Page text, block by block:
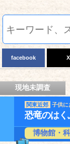
facebook X
現地未調査
関東近郊 子供に
恐竜のは
博物館・